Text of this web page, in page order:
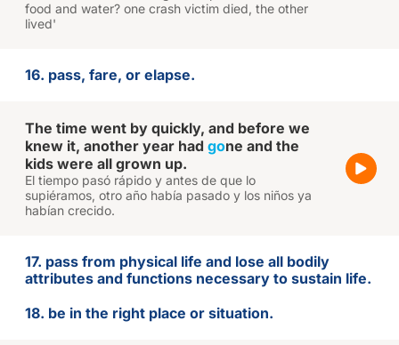
food and water? one crash victim died, the other
lived'
16. pass, fare, or elapse.
The time went by quickly, and before we
knew it, another year had gone and the
kids were all grown up.
El tiempo pasó rápido y antes de que lo
supiéramos, otro año había pasado y los niños ya
habían crecido.
17. pass from physical life and lose all bodily
attributes and functions necessary to sustain life.
18. be in the right place or situation.